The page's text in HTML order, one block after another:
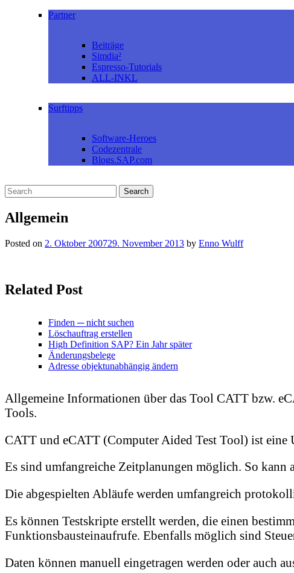
Partner
Beiträge
Simdia²
Espresso-Tutorials
ALL-INKL
Surftipps
Software-Heroes
Codezentrale
Blogs.SAP.com
Allgemein
Posted on 2. Oktober 200729. November 2013 by Enno Wulff
Related Post
Finden ─ nicht suchen
Löschauftrag erstellen
High Definition SAP? Ein Jahr später
Änderungsbelege
Adresse objektunabhängig ändern
Allgemeine Informationen über das Tool CATT bzw.
Tools.
CATT und eCATT (Computer Aided Test Tool) ist eine
Es sind umfangreiche Zeitplanungen möglich. So kann
Die abgespielten Abläufe werden umfangreich
Es können Testskripte erstellt werden, die einen
Funktionsbausteinaufrufe. Ebenfalls möglich sind
Daten können manuell eingetragen werden oder auch